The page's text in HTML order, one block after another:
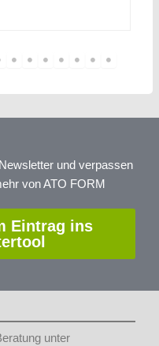
und verpassen
von ATO FORM
Eintrag ins
unter